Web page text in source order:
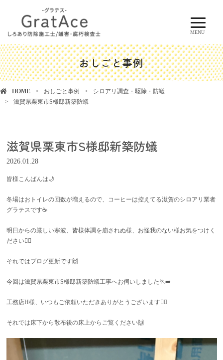
MENU
おしごと事例
HOME おしごと事例
シロアリ調査・駆除・防蟻
滋賀県栗東市S様邸新築防蟻
滋賀県栗東市S様邸新築防蟻
2026.01.28
皆様こんばんは🌙
冬場はおトイレの回数が増えるので、コーヒーは控えてる滋賀のシロアリ業者
グラテスです☕️
明日からの厳しい寒波、皆様体調を崩されぬ様、お怪我のない様お気をつけく
ださい🙇‍♂️
それではブログ更新です🙌
今回は滋賀県栗東市S様邸新築防蟻工事へお伺いしました🏃‍➡️
工務店H様、いつもご依頼いただきありがとうございます🙇‍♂️
それでは床下から散布後の床上からご覧ください🙌